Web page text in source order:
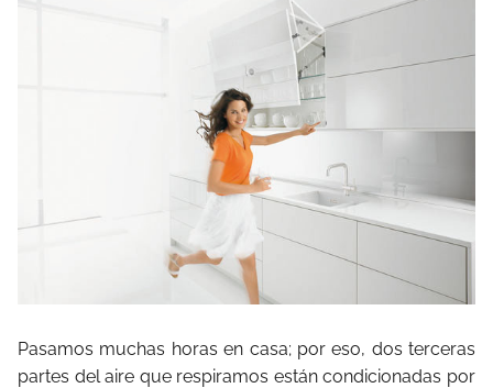
Pasamos muchas horas en casa; por eso, dos terceras
partes del aire que respiramos están condicionadas por